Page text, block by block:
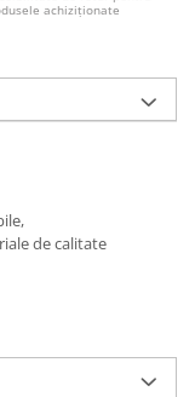
achiziționate
de calitate